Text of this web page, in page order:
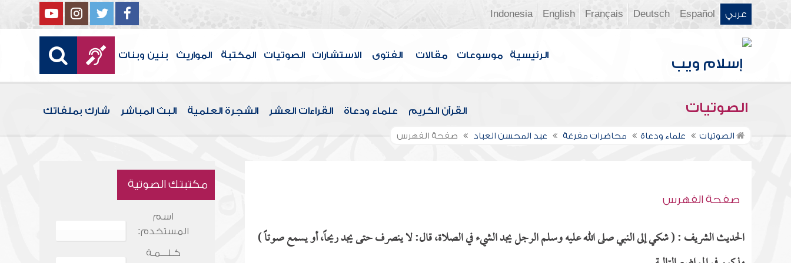
عربي Español
Deutsch
Français
English
Indonesia
الرئيسية موسوعات مقالات الفتوى الاستشارات الصوتيات المكتبة المواريث بنين وبنات
الصوتيات القرآن الكريم علماء ودعاة القراءات العشر الشجرة العلمية البث المباشر شارك بملفاتك
الصوتيات علماء ودعاة محاضرات مفرغة عبد المحسن العباد صفحة الفهرس
صفحة الفهرس
الحديث الشريف : ( شكي إلى النبي صلى الله عليه وسلم الرجل يجد الشيء في الصلاة، قال: لا ينصرف حتى يجد ريحاً، أو يسمع صوتاً )
مكتبتك الصوتية
اسم
المستخدم:
كـلـــمـة